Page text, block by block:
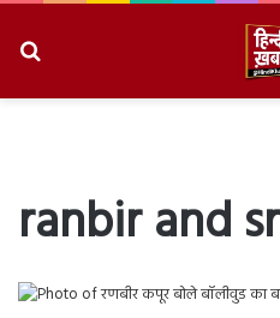
ranbir and